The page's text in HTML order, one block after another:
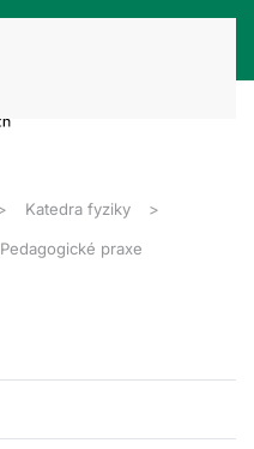
Katedra fyziky
Pedagogické praxe